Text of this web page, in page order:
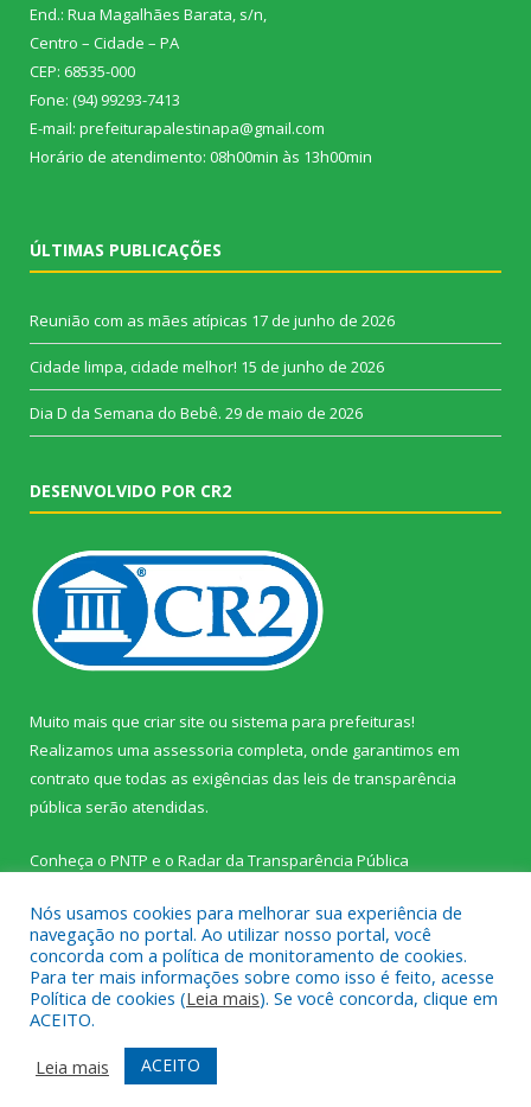
End.: Rua Magalhães Barata, s/n,
Centro – Cidade – PA
CEP: 68535-000
Fone: (94) 99293-7413
E-mail: prefeiturapalestinapa@gmail.com
Horário de atendimento: 08h00min às 13h00min
ÚLTIMAS PUBLICAÇÕES
Reunião com as mães atípicas 17 de junho de 2026
Cidade limpa, cidade melhor! 15 de junho de 2026
Dia D da Semana do Bebê. 29 de maio de 2026
DESENVOLVIDO POR CR2
Muito mais que criar site ou sistema para prefeituras!
Realizamos uma assessoria completa, onde garantimos em
contrato que todas as exigências das leis de transparência
pública serão atendidas.
Conheça o PNTP e o Radar da Transparência Pública
Todos os direitos reservados a Prefeitura Municipal de Palestina
do Pará.
Mapa do Site
Acessar Área Administrativa
Acessar Webmail
Nós usamos cookies para melhorar sua experiência de
navegação no portal. Ao utilizar nosso portal, você
concorda com a política de monitoramento de cookies.
Para ter mais informações sobre como isso é feito, acesse
Política de cookies (Leia mais). Se você concorda, clique em
ACEITO.
Leia mais
ACEITO